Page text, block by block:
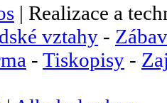
| Realizace a
vztahy -
- Tiskopisy -